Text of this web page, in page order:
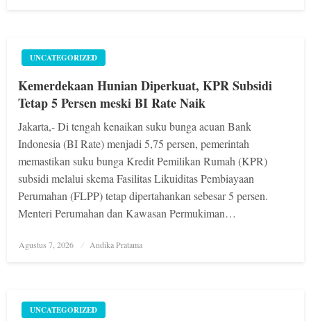
UNCATEGORIZED
Kemerdekaan Hunian Diperkuat, KPR Subsidi
Tetap 5 Persen meski BI Rate Naik
Jakarta,- Di tengah kenaikan suku bunga acuan Bank
Indonesia (BI Rate) menjadi 5,75 persen, pemerintah
memastikan suku bunga Kredit Pemilikan Rumah (KPR)
subsidi melalui skema Fasilitas Likuiditas Pembiayaan
Perumahan (FLPP) tetap dipertahankan sebesar 5 persen.
Menteri Perumahan dan Kawasan Permukiman…
Posted
Agustus 7, 2026 Andika Pratama
UNCATEGORIZED